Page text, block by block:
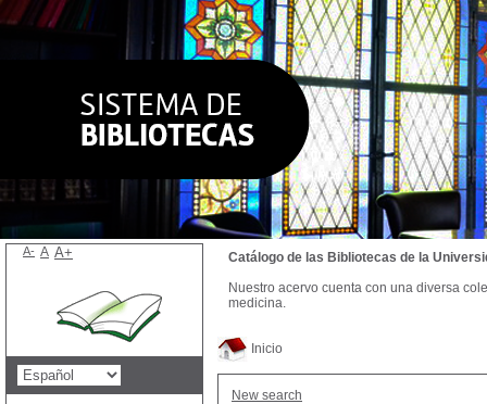
Inicio
New search
Catálogo de las Bibliotecas de la
Nuestro acervo cuenta con una diversa
medicina.
A- A A+